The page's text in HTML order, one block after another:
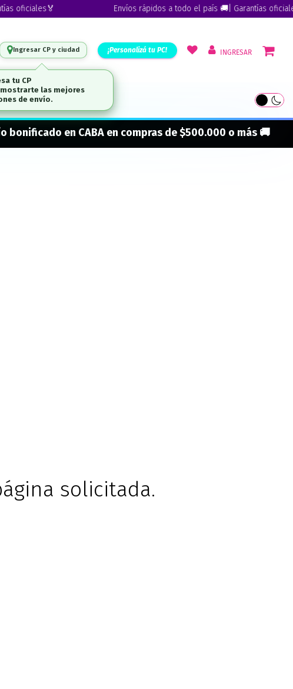
oficiales🏅 Envíos rápidos a todo el país 🚚| Garantías oficiales🏅
Ingresar CP y ciudad ¡Personalizá tu PC! INGRESAR
MARCAS
en CABA en compras de $500.000 o más 🚚
solicitada.